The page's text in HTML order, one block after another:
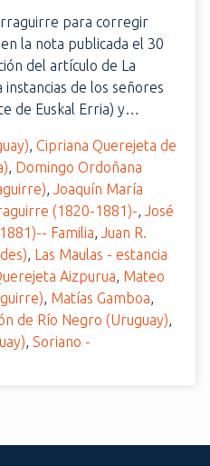
para corregir
la nota publicada el 30
del artículo de La
instancias de los señores
de Euskal Erria) y…
, Cipriana Querejeta de
, Domingo Ordoñana
, Joaquín María
(1820-1881)-, José
Familia, Juan R.
, Las Maulas - estancia
Aizpurua, Mateo
, Matías Gamboa,
de Río Negro (Uruguay),
, Soriano -